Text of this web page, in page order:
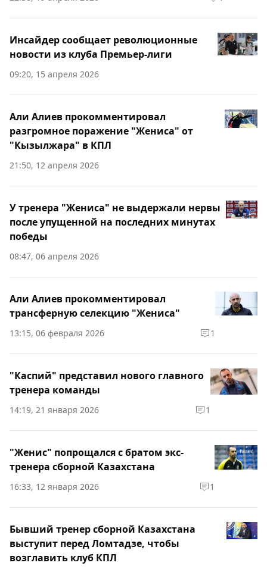
Инсайдер сообщает революционные
новости из клуба Премьер-лиги
09:20, 15 апреля 2026
Али Алиев прокомментировал
разгромное поражение "Жениса" от
"Кызылжара" в КПЛ
21:50, 12 апреля 2026
У тренера "Жениса" не выдержали нервы
после упущенной на последних минутах
победы
08:47, 06 апреля 2026
Али Алиев прокомментировал
трансферную селекцию "Жениса"
13:15, 06 февраля 2026 1
"Каспий" представил нового главного
тренера команды
14:19, 21 января 2026 1
"Женис" попрощался с братом экс-
тренера сборной Казахстана
16:33, 12 января 2026 1
Бывший тренер сборной Казахстана
выступит перед Ломтадзе, чтобы
возглавить клуб КПЛ